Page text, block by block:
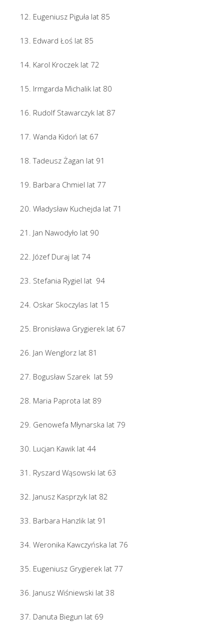
12. Eugeniusz Piguła lat 85
13. Edward Łoś lat 85
14. Karol Kroczek lat 72
15. Irmgarda Michalik lat 80
16. Rudolf Stawarczyk lat 87
17. Wanda Kidoń lat 67
18. Tadeusz Żagan lat 91
19. Barbara Chmiel lat 77
20. Władysław Kuchejda lat 71
21. Jan Nawodyło lat 90
22. Józef Duraj lat 74
23. Stefania Rygiel lat 94
24. Oskar Skoczylas lat 15
25. Bronisława Grygierek lat 67
26. Jan Wenglorz lat 81
27. Bogusław Szarek lat 59
28. Maria Paprota lat 89
29. Genowefa Młynarska lat 79
30. Lucjan Kawik lat 44
31. Ryszard Wąsowski lat 63
32. Janusz Kasprzyk lat 82
33. Barbara Hanzlik lat 91
34. Weronika Kawczyńska lat 76
35. Eugeniusz Grygierek lat 77
36. Janusz Wiśniewski lat 38
37. Danuta Biegun lat 69